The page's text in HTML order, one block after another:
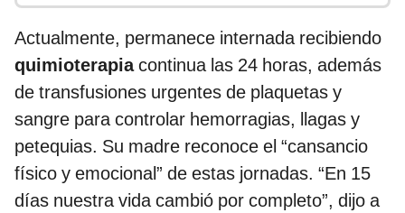
Actualmente, permanece internada recibiendo
quimioterapiacontinua las 24 horas, además
de transfusiones urgentes de plaquetas y
sangre para controlar hemorragias, llagas y
petequias. Su madre reconoce el “cansancio
físico y emocional” de estas jornadas. “En 15
días nuestra vida cambió por completo”, dijo a